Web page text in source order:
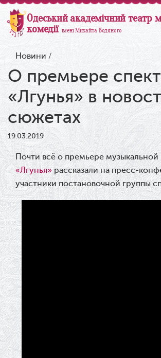
Одеський академічний театр
комедії імені Михайла Водяного
Новини /
О премьере
«Лгунья» в
сюжетах
19.03.2019
Почти всё о премьере
«Лгунья» рассказали на пресс-
участники постановочной группы